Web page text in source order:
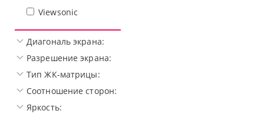
Viewsonic
Диагональ экрана:
Разрешение экрана:
Тип ЖК-матрицы:
Соотношение сторон:
Яркость: